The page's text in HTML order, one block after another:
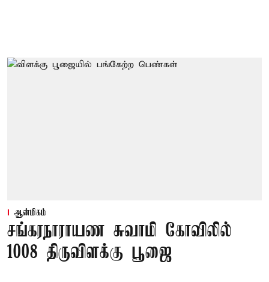
ஆன்மிகம்
சங்கரநாராயண சுவாமி கோவிலில்
1008 திருவிளக்கு பூஜை